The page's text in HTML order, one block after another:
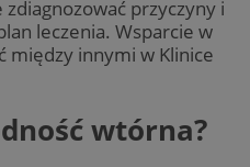
przyczyny i
leczenia. Wsparcie w
między innymi w Klinice
wtórna?